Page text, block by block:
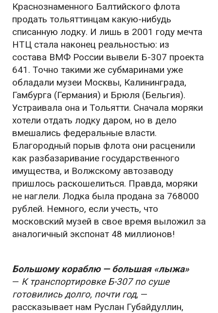
Краснознаменного Балтийского флота
продать тольяттинцам какую-нибудь
списанную лодку. И лишь в 2001 году мечта
НТЦ стала наконец реальностью: из
состава ВМФ России вывели Б-307 проекта
641. Точно такими же субмаринами уже
обладали музеи Москвы, Калининграда,
Гамбурга (Германия) и Брюля (Бельгия).
Устраивала она и Тольятти. Сначала моряки
хотели отдать лодку даром, но в дело
вмешались федеральные власти.
Благородный порыв флота они расценили
как разбазаривание государственного
имущества, и Волжскому автозаводу
пришлось раскошелиться. Правда, моряки
не наглели. Лодка была продана за 768000
рублей. Немного, если учесть, что
московский музей в свое время выложил за
аналогичный экспонат 48 миллионов!
Большому кораблю — большая «лыжа»
— К транспортировке Б-307 по суше
готовились долго, почти год, —
рассказывает нам Руслан Губайдуллин,